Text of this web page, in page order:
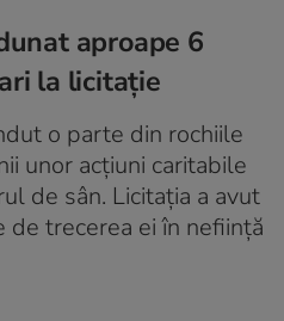
aproape 6
la licitație
o parte din rochiile
unor acțiuni caritabile
de sân. Licitația a avut
de trecerea ei în neființă